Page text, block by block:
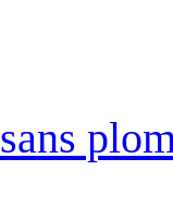
sans